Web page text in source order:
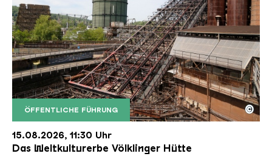
ÖFFENTLICHE FÜHRUNG
Der Erzschrägaufzug der Völklinger Hütte mit
Copyright: Weltkulturerbe Völklinger Hütte | Karl
©
15.08.2026, 11:30 Uhr
Das Weltkulturerbe Völklinger Hütte